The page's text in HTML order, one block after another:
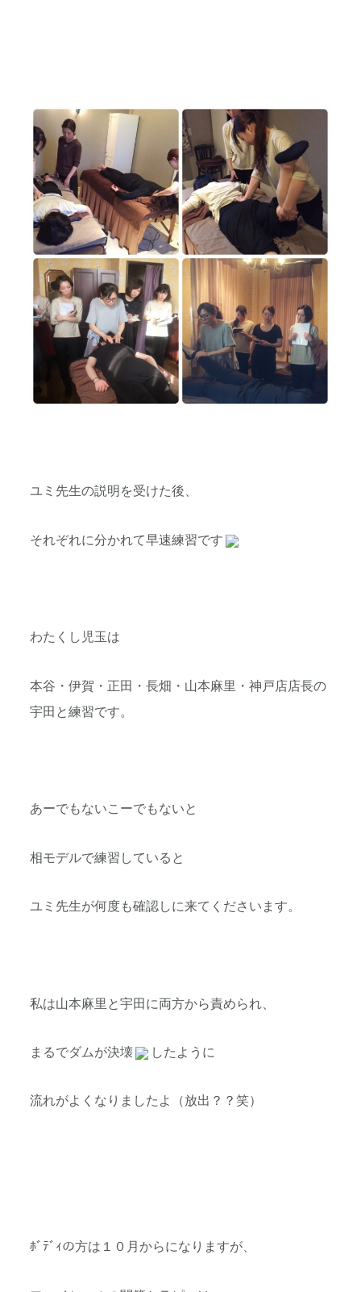
ユミ先生の説明を受けた後、
それぞれに分かれて早速練習です
わたくし児玉は
本谷・伊賀・正田・長畑・山本麻里・神戸店店長の
宇田と練習です。
あーでもないこーでもないと
相モデルで練習していると
ユミ先生が何度も確認しに来てくださいます。
私は山本麻里と宇田に両方から責められ、
まるでダムが決壊 したように
流れがよくなりましたよ（放出？？笑）
ﾎﾞﾃﾞｨの方は１０月からになりますが、